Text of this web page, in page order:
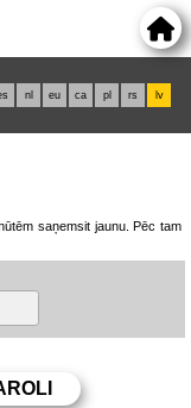
nl eu ca pl rs lv
saņemsit jaunu. Pēc tam